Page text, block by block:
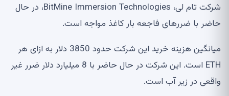
شرکت تام لی، BitMine Immersion Technologies، در حال
حاضر با ضررهای فاجعه بار کاغذ مواجه است.
میانگین هزینه خرید این شرکت حدود 3850 دلار به ازای هر
ETH است. این شرکت در حال حاضر با 8 میلیارد دلار ضرر غیر
واقعی در زیر آب است.